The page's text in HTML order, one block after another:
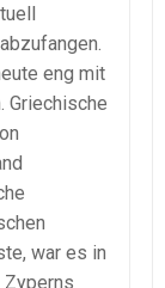
eng mit
Griechische
war es in